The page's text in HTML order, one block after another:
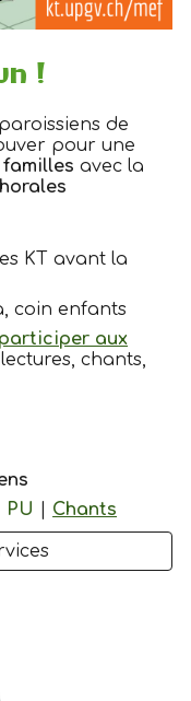
!
de
pour une
avec la
KT avant la
coin enfants
participer aux
chants,
PU Chants